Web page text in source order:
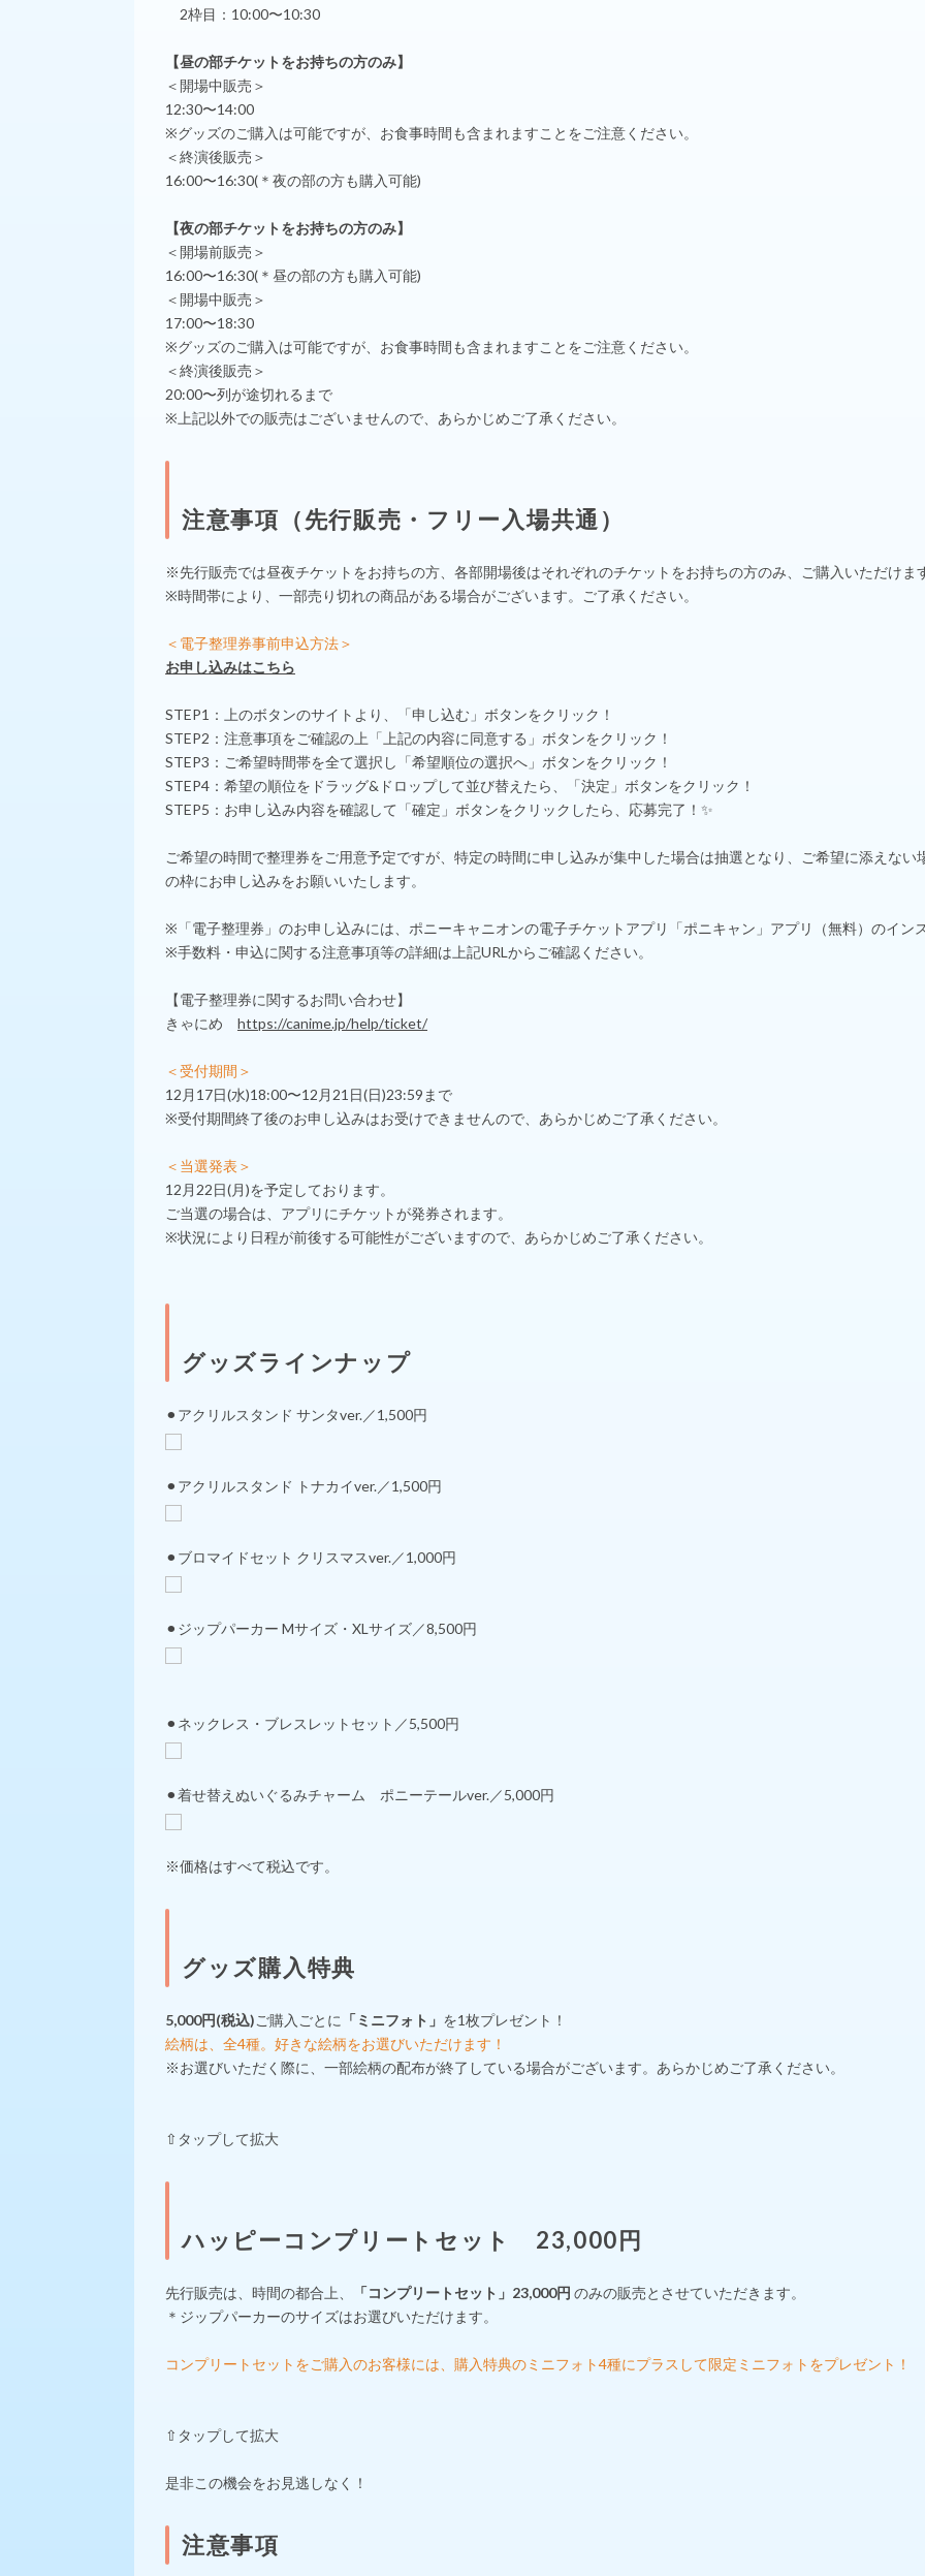
2枠目：10:00〜10:30
【昼の部チケットをお持ちの方のみ】
＜開場中販売＞
12:30〜14:00
※グッズのご購入は可能ですが、お食事時間も含まれますことをご注意ください。
＜終演後販売＞
16:00〜16:30(＊夜の部の方も購入可能)
【夜の部チケットをお持ちの方のみ】
＜開場前販売＞
16:00〜16:30(＊昼の部の方も購入可能)
＜開場中販売＞
17:00〜18:30
※グッズのご購入は可能ですが、お食事時間も含まれますことをご注意ください。
＜終演後販売＞
20:00〜列が途切れるまで
※上記以外での販売はございませんので、あらかじめご了承ください。
注意事項（先行販売・フリー入場共通）
※先行販売では昼夜チケットをお持ちの方、各部開場後はそれぞれのチケットをお持ちの方のみ、ご購入いただけま
※時間帯により、一部売り切れの商品がある場合がございます。ご了承ください。
＜電子整理券事前申込方法＞
お申し込みはこちら
STEP1：上のボタンのサイトより、「申し込む」ボタンをクリック！
STEP2：注意事項をご確認の上「上記の内容に同意する」ボタンをクリック！
STEP3：ご希望時間帯を全て選択し「希望順位の選択へ」ボタンをクリック！
STEP4：希望の順位をドラッグ&ドロップして並び替えたら、「決定」ボタンをクリック！
STEP5：お申し込み内容を確認して「確定」ボタンをクリックしたら、応募完了！✨
ご希望の時間で整理券をご用意予定ですが、特定の時間に申し込みが集中した場合は抽選となり、ご希望に添えな
の枠にお申し込みをお願いいたします。
※「電子整理券」のお申し込みには、ポニーキャニオンの電子チケットアプリ「ポニキャン」アプリ（無料）のイン
※手数料・申込に関する注意事項等の詳細は上記URLからご確認ください。
【電子整理券に関するお問い合わせ】
きゃにめ https://canime.jp/help/ticket/
＜受付期間＞
12月17日(水)18:00〜12月21日(日)23:59まで
※受付期間終了後のお申し込みはお受けできませんので、あらかじめご了承ください。
＜当選発表＞
12月22日(月)を予定しております。
ご当選の場合は、アプリにチケットが発券されます。
※状況により日程が前後する可能性がございますので、あらかじめご了承ください。
グッズラインナップ
⚫︎アクリルスタンド サンタver.／1,500円
⚫︎アクリルスタンド トナカイver.／1,500円
⚫︎ブロマイドセット クリスマスver.／1,000円
⚫︎ジップパーカー Mサイズ・XLサイズ／8,500円
⚫︎ネックレス・ブレスレットセット／5,500円
⚫︎着せ替えぬいぐるみチャーム ポニーテールver.／5,000円
※価格はすべて税込です。
グッズ購入特典
5,000円(税込)ご購入ごとに 「ミニフォト」 を1枚プレゼント！
絵柄は、全4種。好きな絵柄をお選びいただけます！
※お選びいただく際に、一部絵柄の配布が終了している場合がございます。あらかじめご了承ください。
⇧タップして拡大
ハッピーコンプリートセット 23,000円
先行販売は、時間の都合上、 「コンプリートセット」23,000円 のみの販売とさせていただきます。
＊ジップパーカーのサイズはお選びいただけます。
コンプリートセットをご購入のお客様には、購入特典のミニフォト4種にプラスして限定ミニフォトをプレゼント！
⇧タップして拡大
是非この機会をお見逃しなく！
注意事項